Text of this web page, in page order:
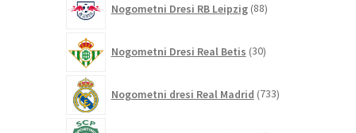
Nogometni Dresi RB Leipzig 88izdelkov
Nogometni Dresi Real Betis 30izdelkov
Nogometni dresi Real Madrid 733izdelkov